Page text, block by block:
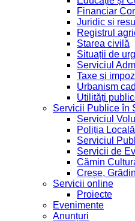
Financiar
Juridic si
Registrul
Starea civilă
Situații de
Serviciul
Taxe și
Urbanism
Utilități
Servicii Publice în
Serviciul
Poliția Locală
Serviciul
Servicii de
Cămin
Creșe,
Servicii online
Proiecte
Evenimente
Anunțuri